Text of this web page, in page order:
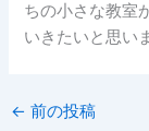
ちの小さな教室
いきたいと思い
← 前の投稿